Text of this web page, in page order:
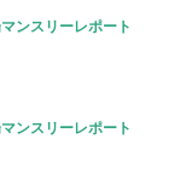
マンスリーレポート
マンスリーレポート